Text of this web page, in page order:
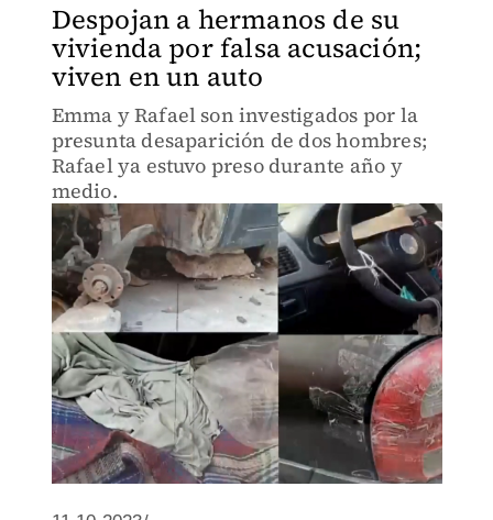
Despojan a hermanos de su
vivienda por falsa acusación;
viven en un auto
Emma y Rafael son investigados por la
presunta desaparición de dos hombres;
Rafael ya estuvo preso durante año y
medio.